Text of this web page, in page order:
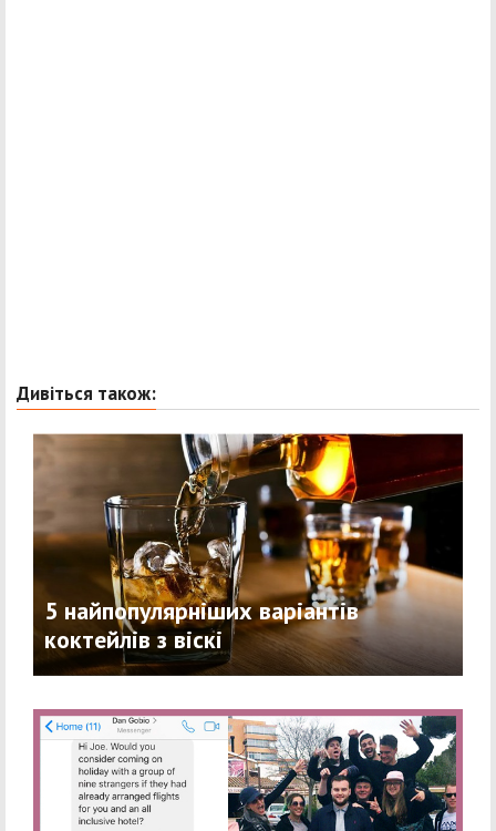
Дивіться також:
5 найпопулярніших варіантів
коктейлів з віскі